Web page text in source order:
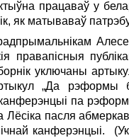
працаваў у
як матываваў
правапісныя
уключаны
„Да рэформы
па
Лёсіка пасля
канферэнцыі.